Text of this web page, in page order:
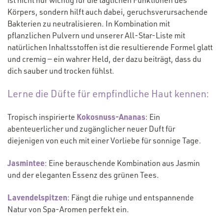
Körpers, sondern hilft auch dabei, geruchsverursachende
Bakterien zu neutralisieren. In Kombination mit
pflanzlichen Pulvern und unserer All-Star-Liste mit
natürlichen Inhaltsstoffen ist die resultierende Formel glatt
und cremig — ein wahrer Held, der dazu beiträgt, dass du
dich sauber und trocken fühlst.
Lerne die Düfte für empfindliche Haut kennen:
Tropisch inspirierte Kokosnuss-Ananas(Opens
in
a new
: Ein
abenteuerlicher und zugänglicher neuer Duft für
diejenigen von euch mit einer Vorliebe für sonnige Tage.
Jasmintee(Opens
in
window)
: Eine berauschende Kombination aus Jasmin
und der eleganten Essenz des grünen Tees.
Lavendelspitzen(Opens
in
: Fängt die ruhige und entspannende
Natur von Spa-Aromen perfekt ein.